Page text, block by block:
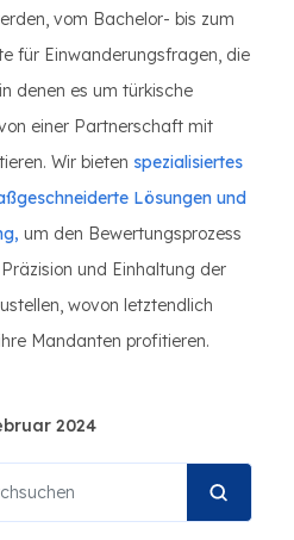
vom Bachelor- bis zum
für Einwanderungsfragen, die
denen es um türkische
einer Partnerschaft mit
Wir bieten spezialisiertes
Lösungen und
um den Bewertungsprozess
und Einhaltung der
wovon letztendlich
Mandanten profitieren.
2024